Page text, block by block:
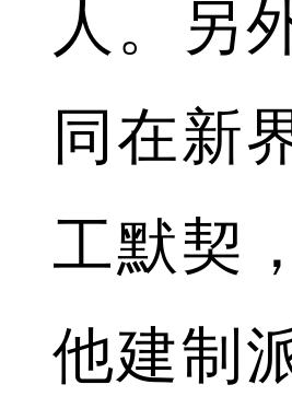
人。另
同在新
工默契
他建制